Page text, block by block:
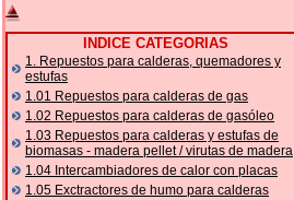
INDICE CATEGORIAS
1. Repuestos para calderas, quemadores y
estufas
1.01 Repuestos para calderas de gas
1.02 Repuestos para calderas de gasóleo
1.03 Repuestos para calderas y estufas de
biomasas - madera pellet / virutas de madera
1.04 Intercambiadores de calor con placas
1.05 Exctractores de humo para calderas